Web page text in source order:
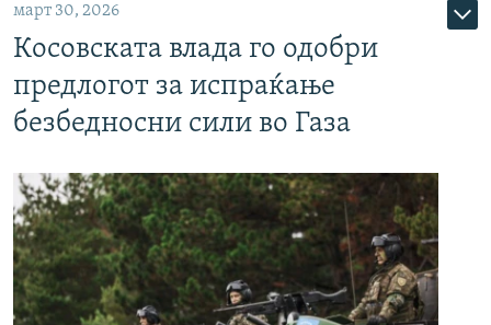
март 30, 2026
Косовската влада го одобри
предлогот за испраќање
безбедносни сили во Газа